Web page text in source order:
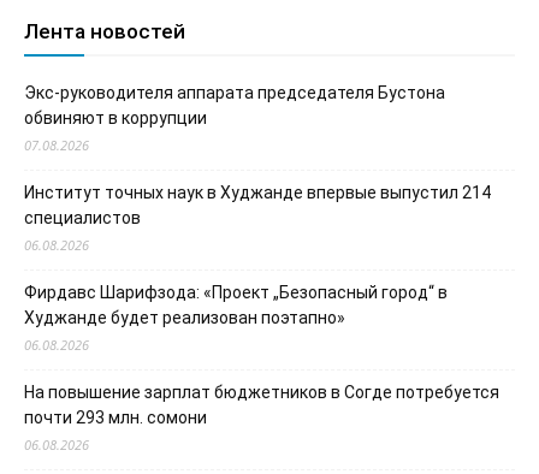
Лента новостей
Экс-руководителя аппарата председателя Бустона
обвиняют в коррупции
07.08.2026
Институт точных наук в Худжанде впервые выпустил 214
специалистов
06.08.2026
Фирдавс Шарифзода: «Проект „Безопасный город“ в
Худжанде будет реализован поэтапно»
06.08.2026
На повышение зарплат бюджетников в Согде потребуется
почти 293 млн. сомони
06.08.2026